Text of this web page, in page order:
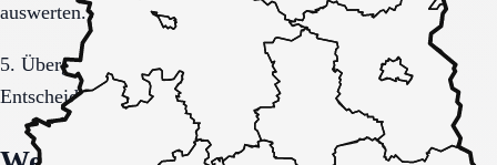
auswerten.
5. Übergang, Kommunikation und Kosten vor der
Entscheidung vollständig klären.